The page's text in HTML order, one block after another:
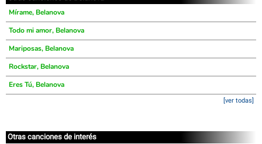
Mírame, Belanova
Todo mi amor, Belanova
Mariposas, Belanova
Rockstar, Belanova
Eres Tú, Belanova
[ver todas]
Otras canciones de interés